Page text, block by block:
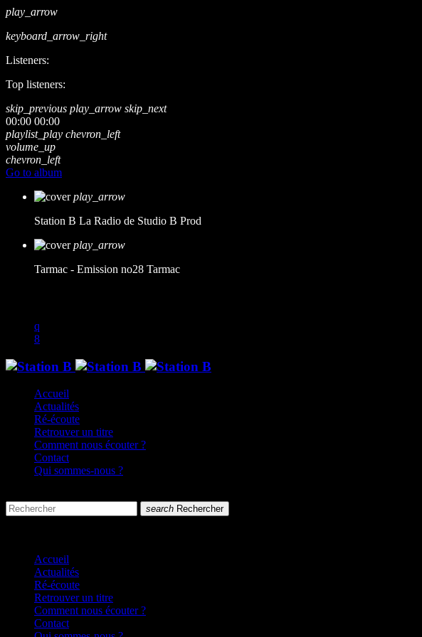
play_arrow
keyboard_arrow_right
Listeners:
Top listeners:
skip_previous play_arrow skip_next
00:00 00:00
playlist_play chevron_left
volume_up
chevron_left
Go to album
play_arrow
Station B La Radio de Studio B Prod
play_arrow
Tarmac - Emission no28 Tarmac
Accueil
Actualités
Ré-écoute
Retrouver un titre
Comment nous écouter ?
Contact
Qui sommes-nous ?
search Rechercher
Accueil
Actualités
Ré-écoute
Retrouver un titre
Comment nous écouter ?
Contact